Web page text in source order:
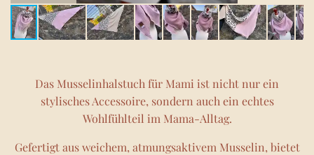
Das Musselinhalstuch für Mami ist nicht nur ein
stylisches Accessoire, sondern auch ein echtes
Wohlfühlteil im Mama-Alltag.
Gefertigt aus weichem, atmungsaktivem Musselin, bietet